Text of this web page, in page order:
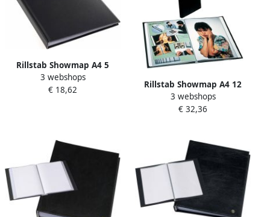
Rillstab Showmap A4 5
kanaals 50-tassen zwart
3 webshops
€ 18,62
Rillstab Showmap A4 12
kanaals 120-tassen zwart
3 webshops
€ 32,36